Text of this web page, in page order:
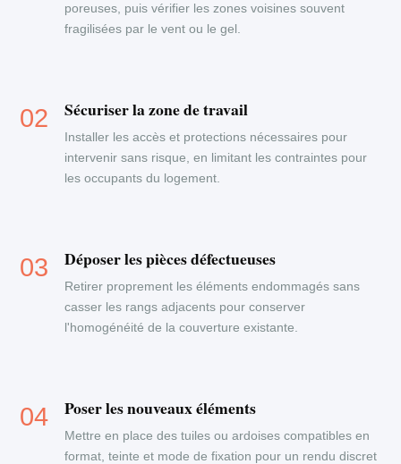
poreuses, puis vérifier les zones voisines souvent
fragilisées par le vent ou le gel.
Sécuriser la zone de travail
Installer les accès et protections nécessaires pour
intervenir sans risque, en limitant les contraintes pour
les occupants du logement.
Déposer les pièces défectueuses
Retirer proprement les éléments endommagés sans
casser les rangs adjacents pour conserver
l'homogénéité de la couverture existante.
Poser les nouveaux éléments
Mettre en place des tuiles ou ardoises compatibles en
format, teinte et mode de fixation pour un rendu discret